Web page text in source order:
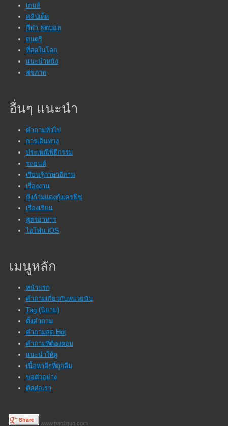
เกมส์
คลิปเด็ด
กีฬา ฟุตบอล
ดนตรี
ที่สุดในโลก
แนะนำหนัง
สุขภาพ
อื่นๆ แนะนำ
คำถามทั่วไป
การเดินทาง
ประเพณีพิธีกรรม
รถยนต์
เรียนรู้ภาษาอีสาน
เรื่องงาน
กุ้งก้ามแดงกุ้งเครฟิช
เรื่องเรียน
สูตรอาหาร
ไอโฟน iOS
เมนูหลัก
หน้าแรก
คำถามเกี่ยวกับหน่วยนับ
Tag (นิยาม)
ตั้งคำถาม
คำถามสุด Hot
คำถามที่ต้องตอบ
แนะนำให้ดู
เนื้อหาดีๆที่ถูกลืม
ขอตัวอย่าง
ติดต่อเรา
www.ban1gun.com